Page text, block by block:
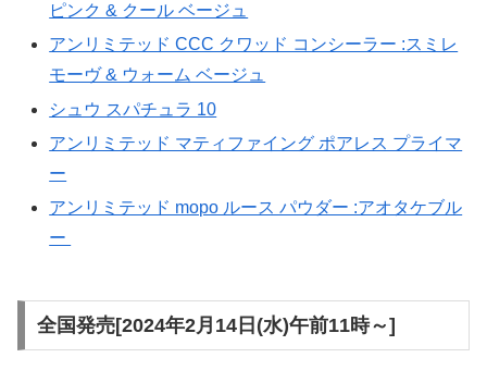
ピンク & クール ベージュ
アンリミテッド CCC クワッド コンシーラー :スミレ
モーヴ & ウォーム ベージュ
シュウ スパチュラ 10
アンリミテッド マティファイング ポアレス プライマ
ー
アンリミテッド mopo ルース パウダー :アオタケブル
ー
全国発売[2024年2月14日(水)午前11時～]